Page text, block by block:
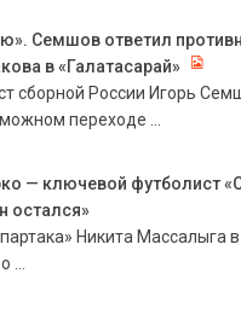
Семшов ответил
в «Галатасарай»
сборной России Игорь
переходе ...
— ключевой футболист
остался»
Никита Массалыга
...